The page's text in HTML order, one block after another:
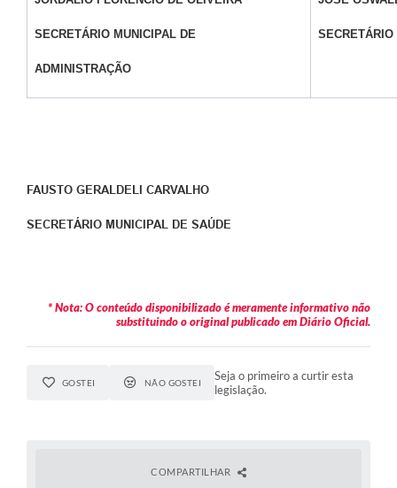
SECRETÁRIO MUNICIPAL DE
ADMINISTRAÇÃO
FAUSTO GERALDELI CARVALHO
SECRETÁRIO MUNICIPAL DE SAÚDE
* Nota: O conteúdo disponibilizado é meramente informativo não
substituindo o original publicado em Diário Oficial.
GOSTEI NÃO GOSTEI
Seja o primeiro a curtir esta
legislação.
COMPARTILHAR